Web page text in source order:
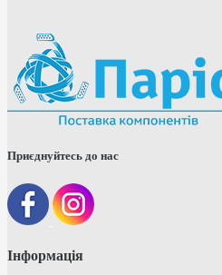
Приєднуйтесь до нас
Інформація